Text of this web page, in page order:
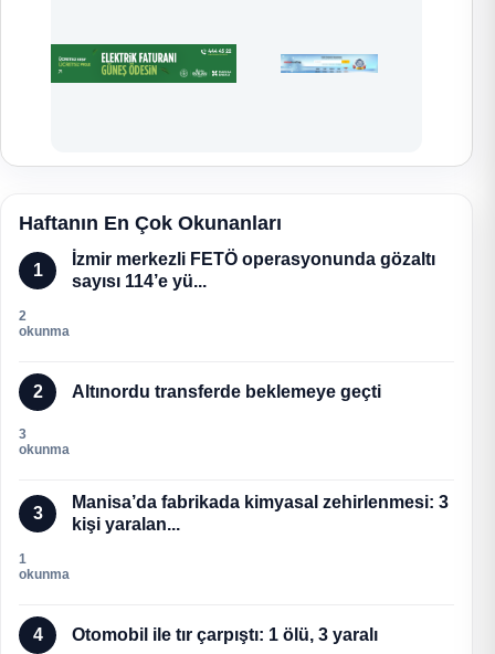
Haftanın En Çok Okunanları
1
İzmir merkezli FETÖ operasyonunda gözaltı
sayısı 114’e yü...
2
okunma
2 Altınordu transferde beklemeye geçti
3
okunma
3
Manisa’da fabrikada kimyasal zehirlenmesi: 3
kişi yaralan...
1
okunma
4 Otomobil ile tır çarpıştı: 1 ölü, 3 yaralı